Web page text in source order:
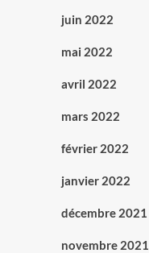
juin 2022
mai 2022
avril 2022
mars 2022
février 2022
janvier 2022
décembre 2021
novembre 2021